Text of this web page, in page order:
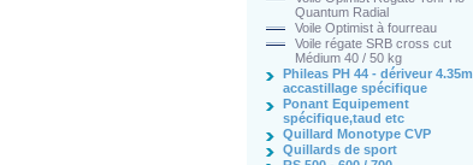
Quantum Radial
Voile Optimist à fourreau
Voile régate SRB cross cut
Médium 40 / 50 kg
Phileas PH 44 - dériveur 4.35m
accastillage spécifique
Ponant Equipement
spécifique,taud etc
Quillard Monotype CVP
Quillards de sport